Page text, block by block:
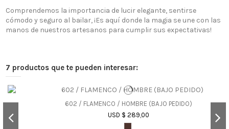
Comprendemos la importancia de lucir elegante, sentirse
cómodo y seguro al bailar, ¡Es aquí donde la magia se une con las
manos de nuestros artesanos para cumplir sus expectativas!
7 productos que te pueden interesar:
602 / FLAMENCO / HOMBRE (BAJO PEDIDO)
USD $ 289,00